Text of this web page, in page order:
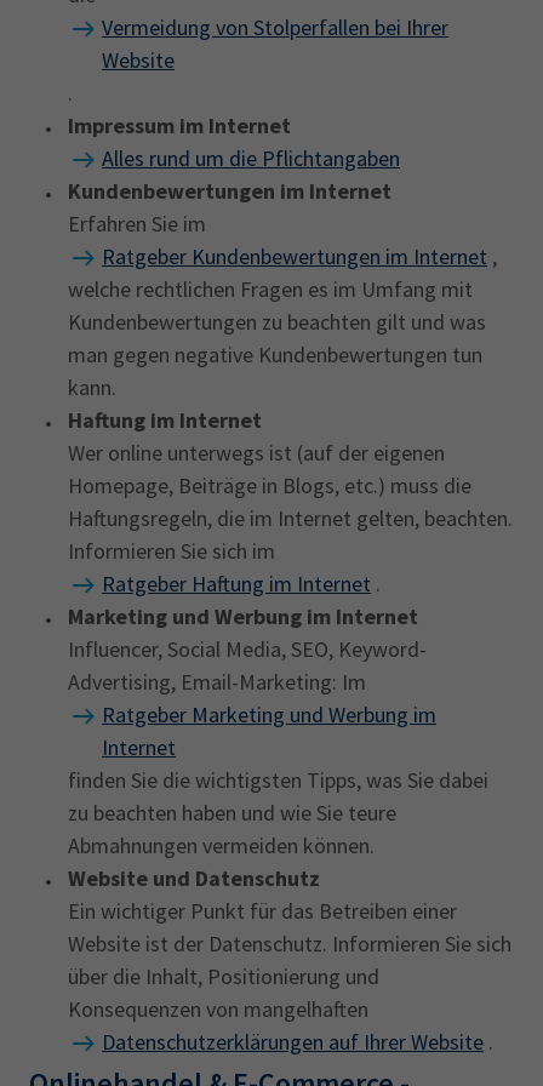
Vermeidung von Stolperfallen bei Ihrer
Website
.
Impressum im Internet
Alles rund um die Pflichtangaben
Kundenbewertungen im Internet
Erfahren Sie im
Ratgeber Kundenbewertungen im Internet ,
welche rechtlichen Fragen es im Umfang mit
Kundenbewertungen zu beachten gilt und was
man gegen negative Kundenbewertungen tun
kann.
Haftung im Internet
Wer online unterwegs ist (auf der eigenen
Homepage, Beiträge in Blogs, etc.) muss die
Haftungsregeln, die im Internet gelten, beachten.
Informieren Sie sich im
Ratgeber Haftung im Internet .
Marketing und Werbung im Internet
Influencer, Social Media, SEO, Keyword-
Advertising, Email-Marketing: Im
Ratgeber Marketing und Werbung im
Internet
finden Sie die wichtigsten Tipps, was Sie dabei
zu beachten haben und wie Sie teure
Abmahnungen vermeiden können.
Website und Datenschutz
Ein wichtiger Punkt für das Betreiben einer
Website ist der Datenschutz. Informieren Sie sich
über die Inhalt, Positionierung und
Konsequenzen von mangelhaften
Datenschutzerklärungen auf Ihrer Website .